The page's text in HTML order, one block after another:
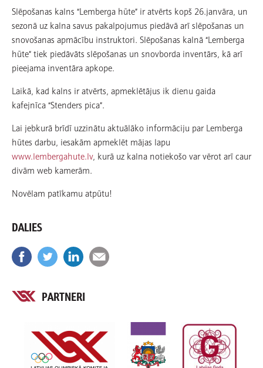
Slēpošanas kalns “Lemberga hūte” ir atvērts kopš 26.janvāra, un
sezonā uz kalna savus pakalpojumus piedāvā arī slēpošanas un
snovošanas apmācību instruktori. Slēpošanas kalnā “Lemberga
hūte” tiek piedāvāts slēpošanas un snovborda inventārs, kā arī
pieejama inventāra apkope.
Laikā, kad kalns ir atvērts, apmeklētājus ik dienu gaida
kafejnīca “Stenders pica”.
Lai jebkurā brīdī uzzinātu aktuālāko informāciju par Lemberga
hūtes darbu, iesakām apmeklēt mājas lapu
www.lembergahute.lv, kurā uz kalna notiekošo var vērot arī caur
divām web kamerām.
Novēlam patīkamu atpūtu!
DALIES
PARTNERI